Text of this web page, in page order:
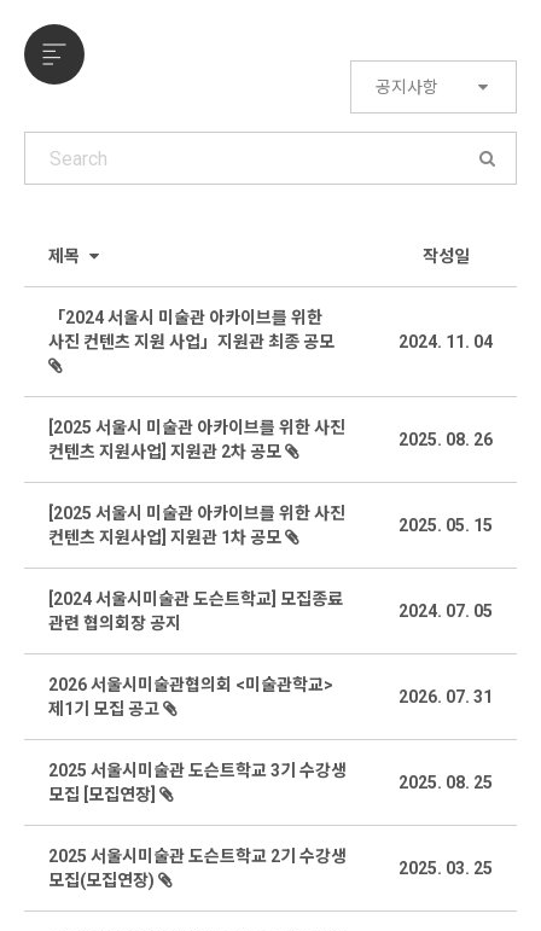
공지사항
제목 작성일
「2024 서울시 미술관 아카이브를 위한
사진 컨텐츠 지원 사업」지원관 최종 공모
2024. 11. 04
[2025 서울시 미술관 아카이브를 위한 사진
컨텐츠 지원사업] 지원관 2차 공모
2025. 08. 26
[2025 서울시 미술관 아카이브를 위한 사진
컨텐츠 지원사업] 지원관 1차 공모
2025. 05. 15
[2024 서울시미술관 도슨트학교] 모집종료
관련 협의회장 공지
2024. 07. 05
2026 서울시미술관협의회 <미술관학교>
제1기 모집 공고
2026. 07. 31
2025 서울시미술관 도슨트학교 3기 수강생
모집 [모집연장]
2025. 08. 25
2025 서울시미술관 도슨트학교 2기 수강생
모집(모집연장)
2025. 03. 25